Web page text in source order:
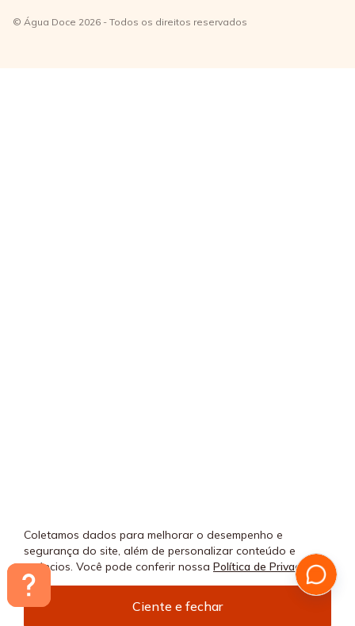
Coletamos dados para melhorar o desempenho e
segurança do site, além de personalizar conteúdo e
anúncios. Você pode conferir nossa Política de Privacidade.
Ciente e fechar
© Água Doce 2026 - Todos os direitos reservados